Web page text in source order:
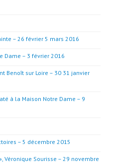
– 26 février 5 mars 2016
Dame – 3 février 2016
Benoît sur Loire – 30 31 janvier
à la Maison Notre Dame – 9
– 5 décembre 2015
Véronique Sourisse – 29 novembre